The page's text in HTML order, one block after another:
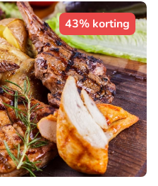
43% korting